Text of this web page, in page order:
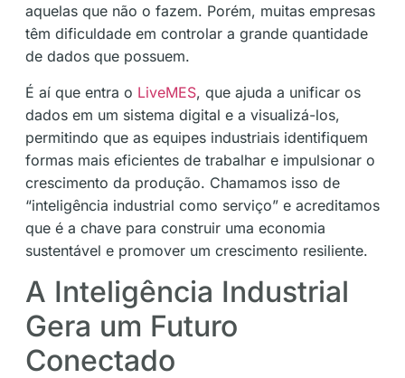
aquelas que não o fazem. Porém, muitas empresas
têm dificuldade em controlar a grande quantidade
de dados que possuem.
É aí que entra o LiveMES, que ajuda a unificar os
dados em um sistema digital e a visualizá-los,
permitindo que as equipes industriais identifiquem
formas mais eficientes de trabalhar e impulsionar o
crescimento da produção. Chamamos isso de
“inteligência industrial como serviço” e acreditamos
que é a chave para construir uma economia
sustentável e promover um crescimento resiliente.
A Inteligência Industrial
Gera um Futuro
Conectado